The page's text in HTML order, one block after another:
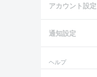
アカウント設定
通知設定
ヘルプ